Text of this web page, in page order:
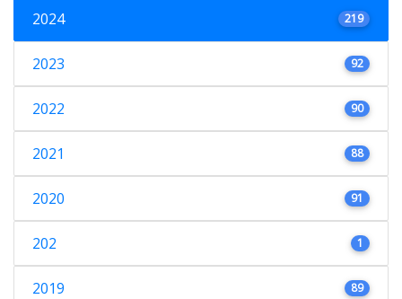
2024 219
2023 92
2022 90
2021 88
2020 91
202 1
2019 89